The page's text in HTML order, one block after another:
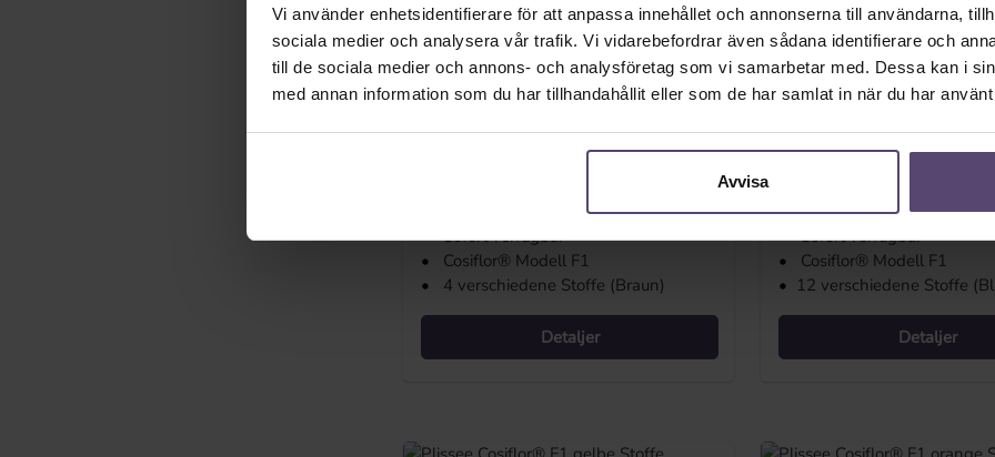
Vi använder enhetsidentifierare för att anpassa innehållet och annonserna till användarna,
sociala medier och analysera vår trafik. Vi vidarebefordrar även sådana identifierare och
till de sociala medier och annons- och analysföretag som vi samarbetar med. Dessa kan i
med annan information som du har tillhandahållit eller som de har samlat in när du har
Avvisa
Plisségardin Cosiflor® F1 bruna
tyger
• Sofort verfügbar
•
Cosiflor® Modell F1
•
4 verschiedene Stoffe (Braun)
Detaljer
Plisségardin Cosiflor®
tyger
Ordinarie pris:
Från781,08 kr
Priser inkl. moms plus
• Sofort verfügbar
•
Cosiflor® Modell F1
• 12 verschiedene Stoffe
Detaljer